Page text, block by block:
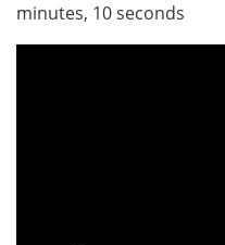
minutes, 10 seconds